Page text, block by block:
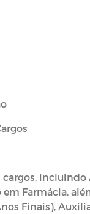
Farmácia,
Finais),